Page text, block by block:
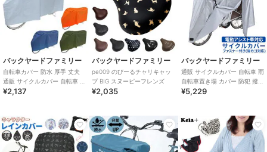
バックヤードファミリー
自転車カバー 防水 厚手 丈夫
通販 サイクルカバー 自転車 雨
自転車置き場 カバー 防犯 撥水
¥2,137
バックヤードファミリー
pe009 のびーるチャリキャッ
プ BIG スヌーピーフレンズ
¥2,035
バックヤードファミリー
通販 サイクルカバー 自転車 雨
自転車置き場 カバー 防犯 撥水
はっ水 風飛び防止 飛ばない バ
¥5,229